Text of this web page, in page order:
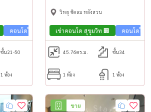
คอนโดใกล้รถไฟฟ้า🚈
ชั้น21-50
1 ห้อง
วิทยุ ชิดลม หลังสวน
เช่าคอนโด สุขุมวิท 🏢 คอนโดใก
45.76ตร.ม. ชั้น34
1 ห้อง 1 ห้อง
ขาย